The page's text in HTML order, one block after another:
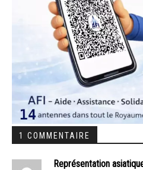
1 COMMENTAIRE
Représentation